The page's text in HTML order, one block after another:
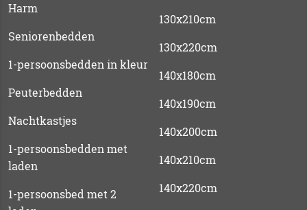
Harm
Seniorenbedden
1-persoonsbedden in kleur
Peuterbedden
Nachtkastjes
1-persoonsbedden met
laden
1-persoonsbed met 2
130x210cm
130x220cm
140x180cm
140x190cm
140x200cm
140x210cm
140x220cm